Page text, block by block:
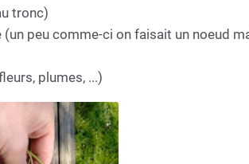
tronc)
peu comme-ci on faisait un noeud
plumes, ...)